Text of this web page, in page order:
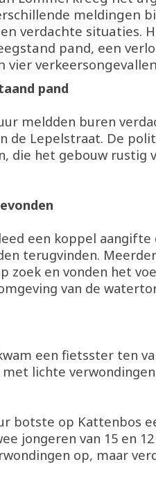
meldingen
verdachte situaties.
pand, een
vier
pand
meldden buren
de Lepelstraat. De
die het gebouw rustig
een koppel aangifte
terugvinden.
zoek en vonden het
van de
een fietsster ten
lichte
botste op Kattenbos
jongeren van 15 en 12
op, maar